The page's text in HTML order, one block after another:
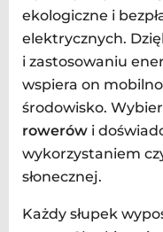
ekologiczne i
elektrycznych.
i zastosowaniu
wspiera on
środowisko.
rowerów i
wykorzystaniem
słonecznej.
Każdy słupek